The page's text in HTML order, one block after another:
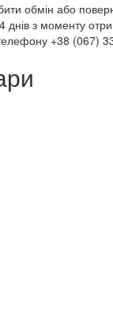
обмін або
днів з моменту
+38 (067)